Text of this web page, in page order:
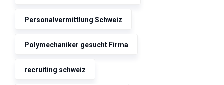
Personalvermittlung Schweiz
Polymechaniker gesucht Firma
recruiting schweiz